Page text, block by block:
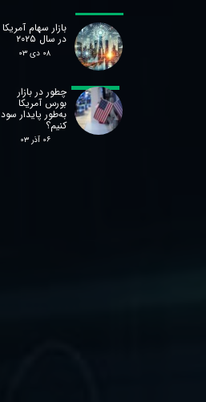
بازار سهام آمریکا
در سال ۲۰۲۵
۰۸ دی ۰۳
چطور در بازار
بورس آمریکا
به‌طور پایدار سود
کنیم؟
۰۶ آذر ۰۳